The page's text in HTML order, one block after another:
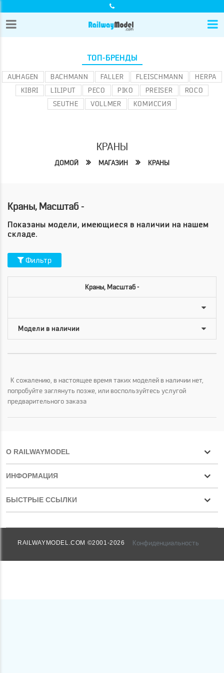
ТОП-БРЕНДЫ
AUHAGEN BACHMANN FALLER FLEISCHMANN
HERPA
KIBRI
LILIPUT PECO PIKO PREISER
ROCO
SEUTHE
VOLLMER КОМИССИЯ
КРАНЫ
ДОМОЙ МАГАЗИН КРАНЫ
Краны, Масштаб -
Показаны модели, имеющиеся в наличии на нашем
складе.
Фильтр
Краны, Масштаб -
К сожалению, в настоящее время таких моделей в наличии нет,
попробуйте заглянуть позже, или воспользуйтесь услугой
предварительного заказа
О RAILWAYMODEL
ИНФОРМАЦИЯ
БЫСТРЫЕ ССЫЛКИ
RAILWAYMODEL.COM ©2001-2026 Конфиденциальность